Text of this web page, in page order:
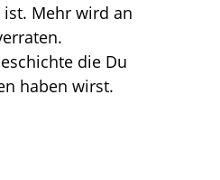
Mehr wird an
die Du
haben wirst.